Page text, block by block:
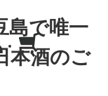
島で唯一
本酒のご